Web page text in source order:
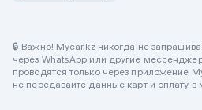
🔒 Важно! Mycar.kz никогда не
через WhatsApp или другие
проводятся только через приложение
не передавайте данные карт и оплату